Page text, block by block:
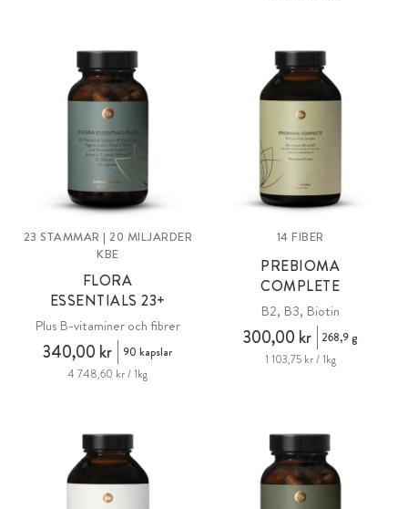
23 STAMMAR | 20 MILJARDER
KBE
FLORA
ESSENTIALS 23+
Plus B-vitaminer och fibrer
340,00 kr
90 kapslar
4 748,60 kr / 1kg
14 FIBER
PREBIOMA
COMPLETE
B2, B3, Biotin
300,00 kr
268,9 g
1 103,75 kr / 1kg